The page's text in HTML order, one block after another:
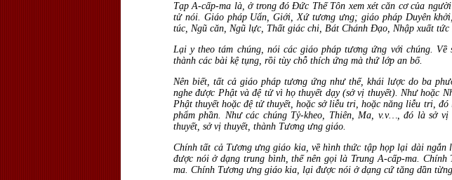
Tạp A-cấp-ma là, ở trong đó Đức Thế Tôn xem xét căn cơ của
tử nói. Giáo pháp Uẩn, Giới, Xứ tương ưng; giáo pháp Duyên
túc, Ngũ căn, Ngũ lực, Thất giác chi, Bát Chánh Đạo, Nhập xuất
Lại y theo tám chúng, nói các giáo pháp tương ứng với chúng.
thành các bài kệ tụng, rồi tùy chỗ thích ứng mà thứ lớp an bố.
Nên biết, tất cả giáo pháp tương ứng như thế, khái lược do ba
nghe được Phật và đệ tử vì họ thuyết dạy (sở vị thuyết). Như hoặc
Phật thuyết hoặc đệ tử thuyết, hoặc sở liễu tri, hoặc năng liễu tri,
phẩm phần. Như các chúng Tỷ-kheo, Thiên, Ma, v.v…, đó là sở
thuyết, sở vị thuyết, thành Tương ưng giáo.
Chính tất cả Tương ưng giáo kia, về hình thức tập họp lại dài
được nói ở dạng trung bình, thế nên gọi là Trung A-cấp-ma.
ma. Chính Tương ưng giáo kia, lại được nói ở dạng cứ tăng dần